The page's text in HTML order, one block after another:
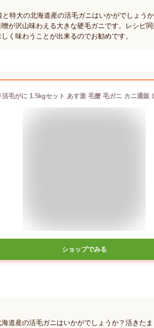
特大の北海道産の活毛ガニはいかがでしょう
が沢山味わえる大きな硬毛ガニです。レシピ
く味わうことが出来るのでお勧めです。
活毛がに 1.5kgセット あす楽 毛蟹 毛ガニ カニ通販
ショップでみる
道産の活毛ガニはいかがでしょうか？活きた